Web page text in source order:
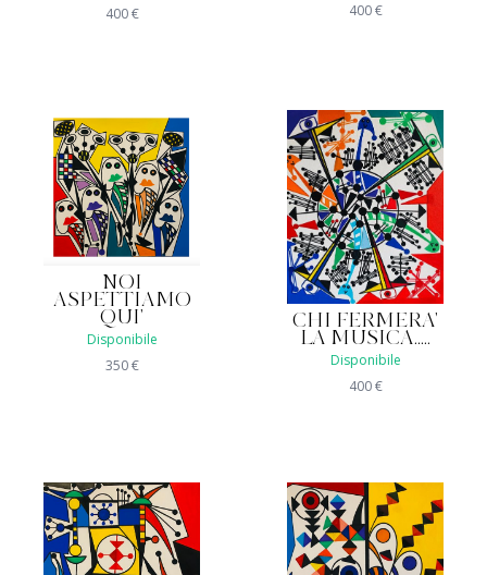
400€
400€
NOI
ASPETTIAMO
QUI'
Disponibile
350€
CHI FERMERA'
LA MUSICA.....
Disponibile
400€